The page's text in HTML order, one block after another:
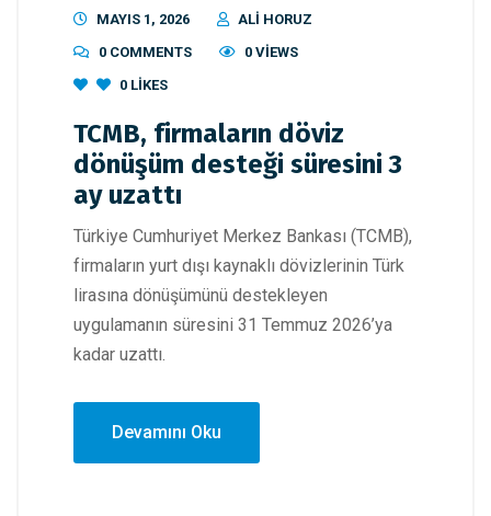
MAYIS 1, 2026
ALI HORUZ
0 COMMENTS
0 VIEWS
0 LIKES
TCMB, firmaların döviz
dönüşüm desteği süresini 3
ay uzattı
Türkiye Cumhuriyet Merkez Bankası (TCMB),
firmaların yurt dışı kaynaklı dövizlerinin Türk
lirasına dönüşümünü destekleyen
uygulamanın süresini 31 Temmuz 2026’ya
kadar uzattı.
Devamını Oku